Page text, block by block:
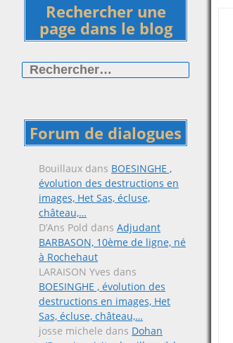
Rechercher une
page dans le blog
Forum de dialogues
Bouillaux dans BOESINGHE ,
évolution des destructions en
images, Het Sas, écluse,
château,…
D’Ans Pold dans Adjudant
BARBASON, 10ème de ligne, né
à Rochehaut
LARAISON Yves dans
BOESINGHE , évolution des
destructions en images, Het
Sas, écluse, château,…
josse michele dans Dohan